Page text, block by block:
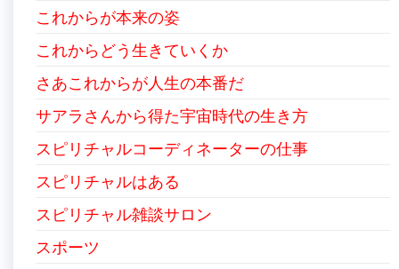
これからが本来の姿
これからどう生きていくか
さあこれからが人生の本番だ
サアラさんから得た宇宙時代の生き方
スピリチャルコーディネーターの仕事
スピリチャルはある
スピリチャル雑談サロン
スポーツ